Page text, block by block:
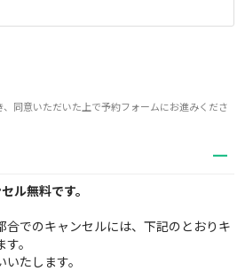
同意いただいた上で予約フォームにお進みくださ
ル無料です。
合でのキャンセルには、下記のとおりキ
。
たします。